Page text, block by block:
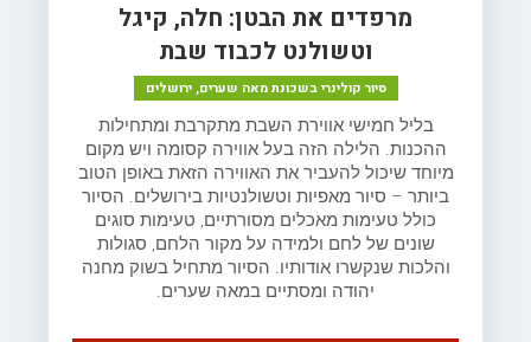
מרפדים את הבטן: חלה, קיגל
וטשולנט לכבוד שבת
סיור קולינרי בשכונת מאה שערים, ירושלים
בליל חמישי אווירת השבת מתקרבת ומתחילות
ההכנות. הלילה הזה בעל אווירה קסומה ויש מקום
מיוחד שיכול להעביר את האווירה הזאת באופן הטוב
ביותר – סיור מאפיות וטשולנטיות בירושלים. הסיור
כולל טעימות מאכלים מסורתיים, טעימות סוגים
שונים של לחם ולמידה על מקור הלחם, סגולות
והלכות שנקשרו אודותיו. הסיור מתחיל בשוק מחנה
יהודה ומסתיים במאה שערים.